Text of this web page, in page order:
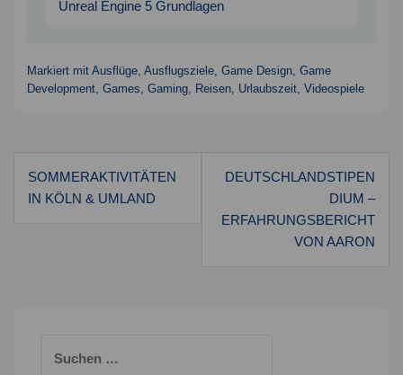
Unreal Engine 5 Grundlagen
Markiert mit Ausflüge, Ausflugsziele, Game Design, Game
Development, Games, Gaming, Reisen, Urlaubszeit, Videospiele
Beitragsnavigation
SOMMERAKTIVITÄTEN
IN KÖLN & UMLAND
DEUTSCHLANDSTIPEN
DIUM –
ERFAHRUNGSBERICHT
VON AARON
nach: